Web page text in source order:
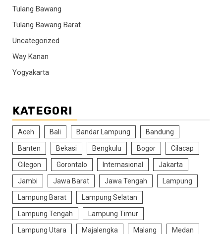
Tulang Bawang
Tulang Bawang Barat
Uncategorized
Way Kanan
Yogyakarta
KATEGORI
Aceh Bali Bandar Lampung Bandung
Banten Bekasi Bengkulu Bogor Cilacap
Cilegon Gorontalo Internasional Jakarta
Jambi Jawa Barat Jawa Tengah Lampung
Lampung Barat Lampung Selatan
Lampung Tengah Lampung Timur
Lampung Utara Majalengka Malang Medan